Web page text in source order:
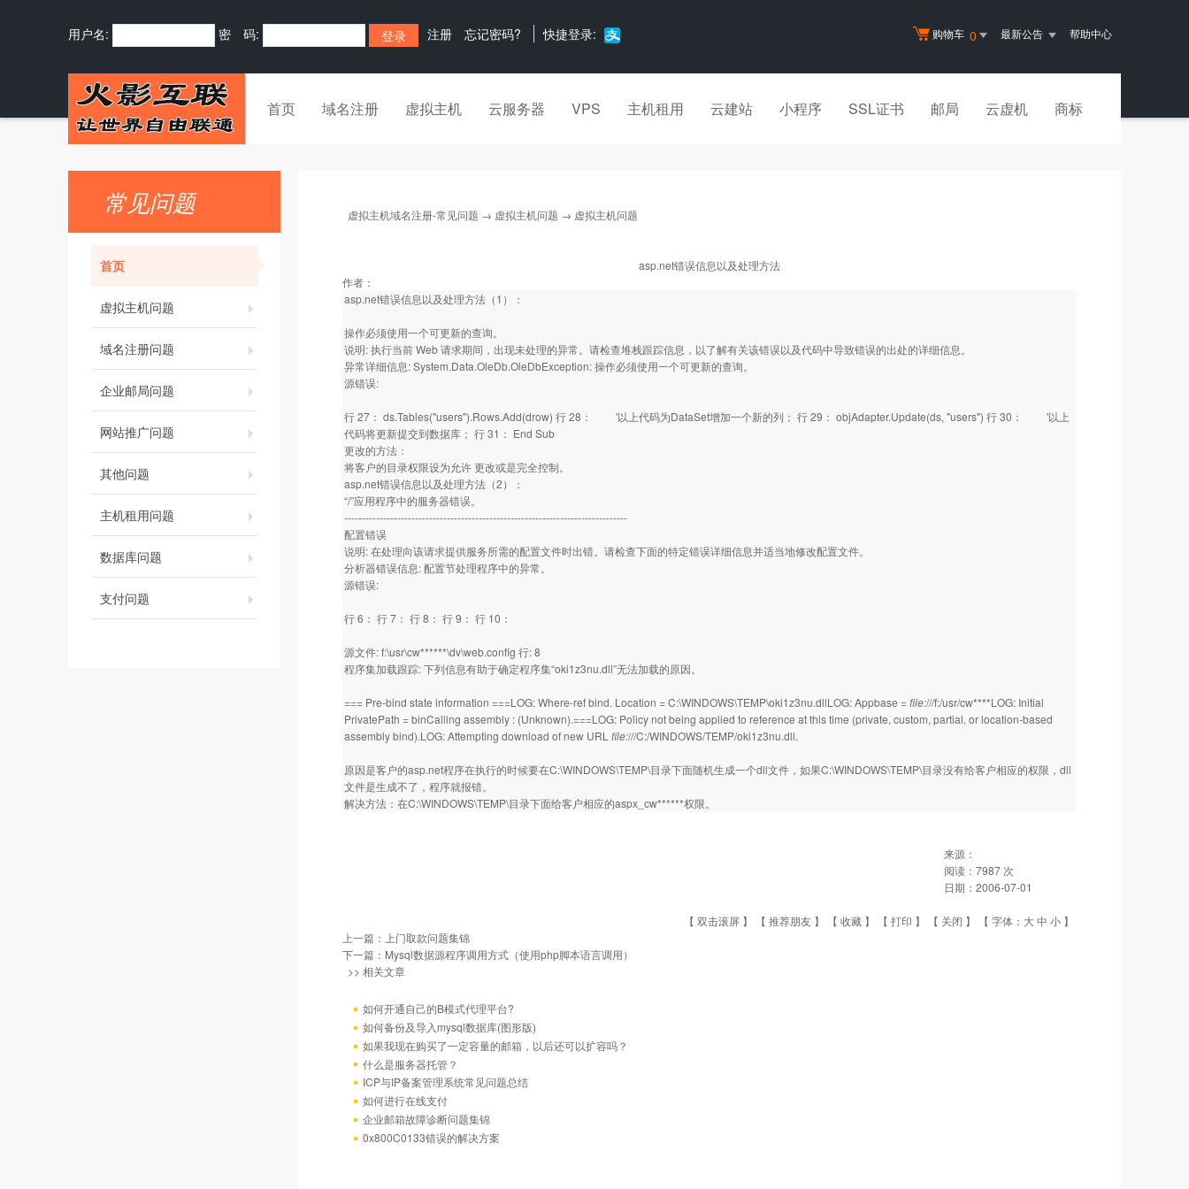
购物车 0 最新公告 帮助中心
用户名: 密 码: 注册 忘记密码? 快捷登录:
首页 域名注册 虚拟主机 云服务器 VPS 主机租用 云建站 小程序 SSL证书 邮局 云虚机 商标
常见问题
首页
虚拟主机问题
域名注册问题
企业邮局问题
网站推广问题
其他问题
主机租用问题
数据库问题
支付问题
虚拟主机域名注册-常见问题 → 虚拟主机问题 → 虚拟主机问题
asp.net错误信息以及处理方法
作者：
asp.net错误信息以及处理方法（1）：
操作必须使用一个可更新的查询。
说明: 执行当前 Web 请求期间，出现未处理的异常。请检查堆栈跟踪信息，以了解有关该错误以及代码中导致错误的出处的详细信息。
异常详细信息: System.Data.OleDb.OleDbException: 操作必须使用一个可更新的查询。
源错误:
行 27： ds.Tables("users").Rows.Add(drow) 行 28： '以上代码为DataSet增加一个新的列； 行 29： objAdapter.Update(ds, "users") 行 30： '以上
代码将更新提交到数据库； 行 31： End Sub
更改的方法：
将客户的目录权限设为允许 更改或是完全控制。
asp.net错误信息以及处理方法（2）：
“/”应用程序中的服务器错误。
--------------------------------------------------------------------------------
配置错误
说明: 在处理向该请求提供服务所需的配置文件时出错。请检查下面的特定错误详细信息并适当地修改配置文件。
分析器错误信息: 配置节处理程序中的异常。
源错误:
行 6： 行 7： 行 8： 行 9： 行 10：
源文件: f:\usr\cw******\dv\web.config 行: 8
程序集加载跟踪: 下列信息有助于确定程序集“oki1z3nu.dll”无法加载的原因。
=== Pre-bind state information ===LOG: Where-ref bind. Location = C:\WINDOWS\TEMP\oki1z3nu.dllLOG: Appbase = file:///f:/usr/cw****LOG: Initial
PrivatePath = binCalling assembly : (Unknown).===LOG: Policy not being applied to reference at this time (private, custom, partial, or location-based
assembly bind).LOG: Attempting download of new URL file:///C:/WINDOWS/TEMP/oki1z3nu.dll.
原因是客户的asp.net程序在执行的时候要在C:\WINDOWS\TEMP\目录下面随机生成一个dll文件，如果C:\WINDOWS\TEMP\目录没有给客户相应的权限，dll
文件是生成不了，程序就报错。
解决方法：在C:\WINDOWS\TEMP\目录下面给客户相应的aspx_cw******权限。
来源：
阅读： 7987 次
日期： 2006-07-01
【 双击滚屏 】 【 推荐朋友 】 【 收藏 】 【 打印 】 【 关闭 】 【 字体： 大中 小 】
上一篇： 上门取款问题集锦
下一篇： Mysql数据源程序调用方式（使用php脚本语言调用）
>> 相关文章
如何开通自己的B模式代理平台?
如何备份及导入mysql数据库(图形版)
如果我现在购买了一定容量的邮箱，以后还可以扩容吗？
什么是服务器托管？
ICP与IP备案管理系统常见问题总结
如何进行在线支付
企业邮箱故障诊断问题集锦
0x800C0133错误的解决方案